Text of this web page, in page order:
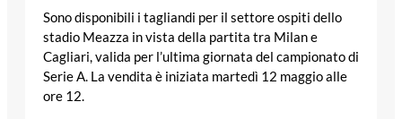
Sono disponibili i tagliandi per il settore ospiti dello
stadio Meazza in vista della partita tra Milan e
Cagliari, valida per l’ultima giornata del campionato di
Serie A. La vendita è iniziata martedì 12 maggio alle
ore 12.